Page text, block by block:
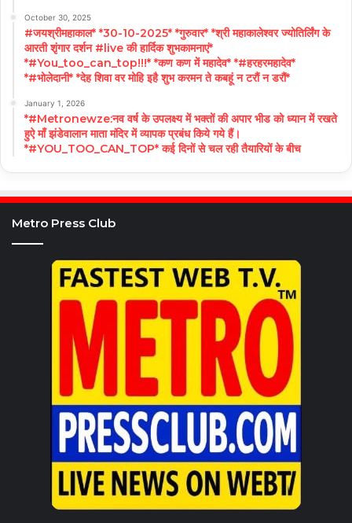
October 30, 2025
#जयश्रीमहाकाल* *30-10-2025* *गुरुवार* *श्री महाकालेश्वर ज्योतिर्लिंग के
आरती शृंगार दर्शन #live की हार्दिक शुभकामनाएं*
*#You_too_can_top!!!* *कण कण में महादेव* *#हरहरमहादेव*
*#भोलेदानी* *देह शिवा वर मोहि इहै शुभ करमन ते कबहूं न टरौं न डरौं*
January 1, 2026
*#Metronewze:नव वर्ष के उपलक्ष्य में भक्तों की अपार भीड को ध्यान में रखते
हुऐ माँ झंडेवालान माता मंदिर में व्यापक प्रबंध किये गये हैं।
*#YOU_TOO_CAN_TOP* कई दिनों से चल रही तैयारियों के बीच
Metro Press Club